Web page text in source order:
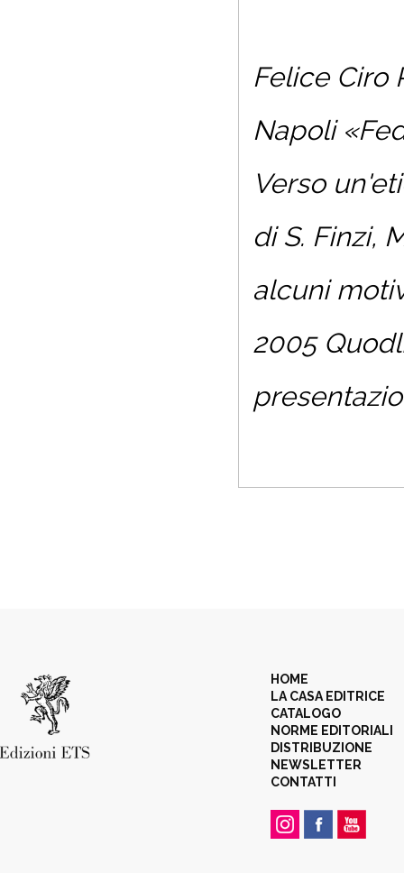
Felice Ciro
Napoli
Verso
di S. Finzi,
alcuni
2005
HOME
LA CASA EDITRICE
CATALOGO
NORME EDITORIALI
DISTRIBUZIONE
NEWSLETTER
CONTATTI